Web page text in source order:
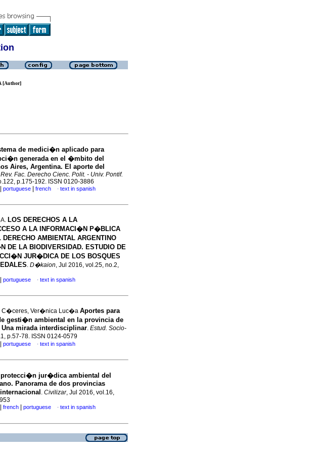
[Author]
de medici�n aplicado para
generada en el �mbito del
Aires, Argentina. El aporte del
Rev. Fac. Derecho Cienc. Polit. - Univ. Pontif.
p.175-192. ISSN 0120-3886
portuguese french · text in spanish
LOS DERECHOS A LA
A LA INFORMACI�N P�BLICA
AMBIENTAL ARGENTINO
DE LA BIODIVERSIDAD. ESTUDIO DE
JUR�DICA DE LOS BOSQUES
. D�kaion, Jul 2016, vol.25, no.2,
portuguese · text in spanish
C�ceres, Ver�nica Luc�a Aportes para
gesti�n ambiental en la provincia de
mirada interdisciplinar. Estud. Socio-
p.57-78. ISSN 0124-0579
portuguese · text in spanish
protecci�n jur�dica ambiental del
Panorama de dos provincias
. Civilizar, Jul 2016, vol.16,
french portuguese · text in spanish